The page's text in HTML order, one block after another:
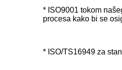
* ISO9001 tokom
procesa kako bi se
* ISO/TS16949 za